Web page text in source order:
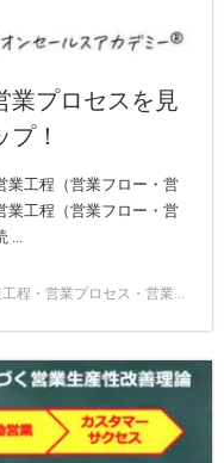
業プロセスを見
！
業工程（営業フロー・営
業工程（営業フロー・営
...
程・営業プロセス・営業フロー